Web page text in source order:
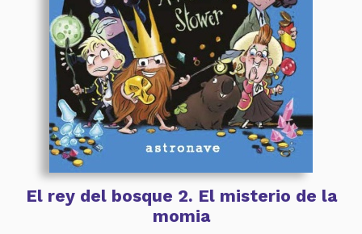
El rey del bosque 2. El misterio de la
momia